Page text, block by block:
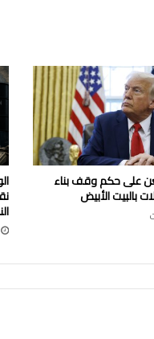
على حكم وقف بناء
بالبيت الأبيض